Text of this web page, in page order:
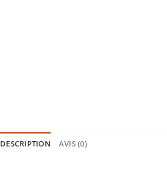
DESCRIPTION AVIS (0)